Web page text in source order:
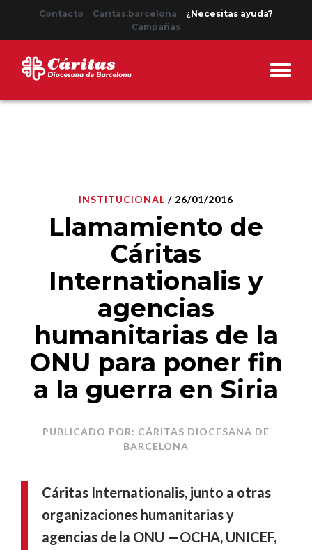
Contacto Caritas.barcelona
¿Necesitas ayuda?
Campañas
INSTITUCIONAL / 26/01/2016
Llamamiento de
Cáritas
Internationalis y
agencias
humanitarias de la
ONU para poner fin
a la guerra en Siria
PUBLICADO POR: CÁRITAS DIOCESANA DE
BARCELONA
Cáritas Internationalis, junto a otras
organizaciones humanitarias y
agencias de la ONU —OCHA, UNICEF,